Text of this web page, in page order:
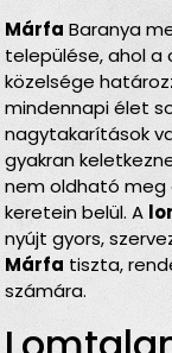
Márfa Baranya
települése, ahol a
közelsége
mindennapi élet
nagytakarítások
gyakran
nem oldható meg
keretein belül. A
nyújt gyors,
Márfa tiszta,
számára.